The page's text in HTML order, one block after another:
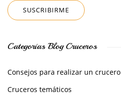
Categorías Blog Cruceros
Consejos para realizar un crucero
Cruceros temáticos